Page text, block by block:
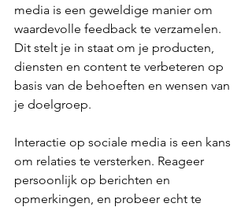
media is een geweldige manier om
waardevolle feedback te verzamelen.
Dit stelt je in staat om je producten,
diensten en content te verbeteren op
basis van de behoeften en wensen van
je doelgroep.
Interactie op sociale media is een kans
om relaties te versterken. Reageer
persoonlijk op berichten en
opmerkingen, en probeer echt te